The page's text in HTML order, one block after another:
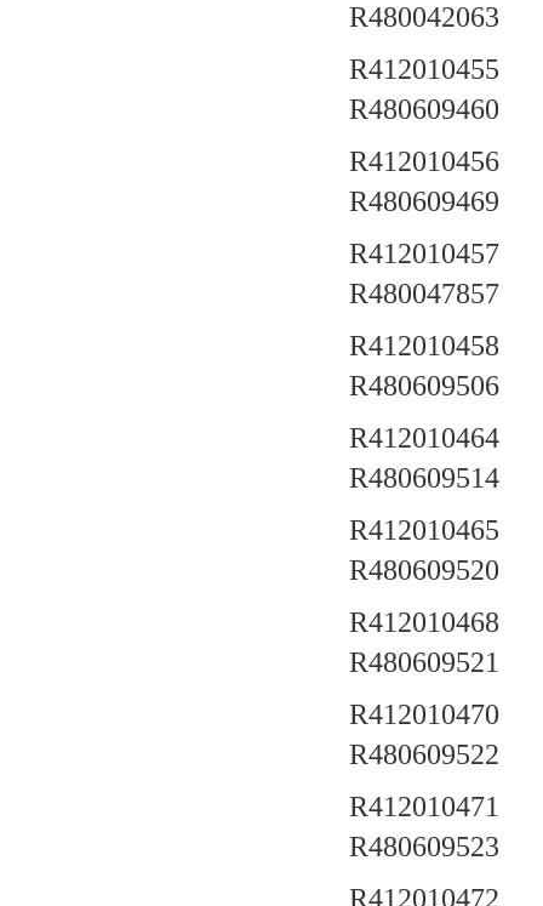
R480042063
R412010455
R480609460
R412010456
R480609469
R412010457
R480047857
R412010458
R480609506
R412010464
R480609514
R412010465
R480609520
R412010468
R480609521
R412010470
R480609522
R412010471
R480609523
R412010472